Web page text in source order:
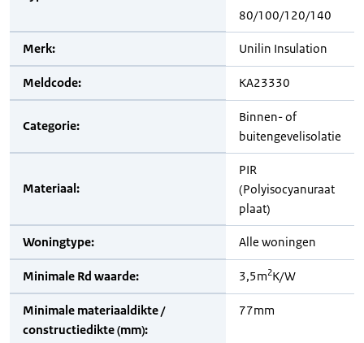
80/100/120/140
Merk: Unilin Insulation
Meldcode: KA23330
Categorie:
Binnen- of
buitengevelisolatie
Materiaal:
PIR
(Polyisocyanuraat
plaat)
Woningtype: Alle woningen
Minimale Rd waarde: 3,5m2K/W
Minimale materiaaldikte /
constructiedikte (mm):
77mm